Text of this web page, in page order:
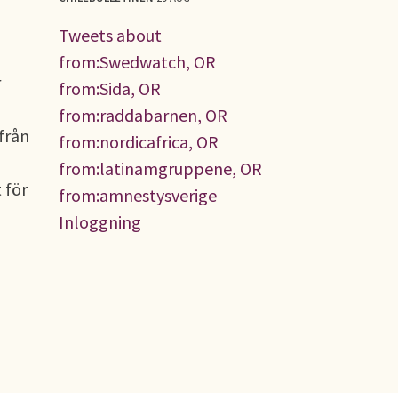
för
Tweets about
from:Swedwatch, OR
from:Sida, OR
from:raddabarnen, OR
from:nordicafrica, OR
from:latinamgruppene, OR
from:amnestysverige
Inloggning